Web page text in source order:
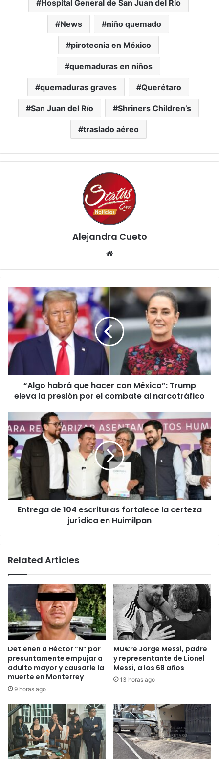
Hospital General de San Juan del Río
News niño quemado
pirotecnia en México
quemaduras en niños
quemaduras graves Querétaro
San Juan del Río Shriners Children’s
traslado aéreo
Alejandra Cueto
“Algo
habrá
que
hacer
con
México”:
Trump
eleva
la
presión
por
al
narcotráfico
“Algo habrá que hacer con México”: Trump
eleva la presión por el combate al narcotráfico
de
104
escrituras
fortalece
certeza
jurídica
en
Huimilpan
Entrega de 104 escrituras fortalece la certeza
jurídica en Huimilpan
Related Articles
Detienen a Héctor “N” por
presuntamente empujar a
adulto mayor y causarle la
muerte en Monterrey
9 horas ago
Mu€re Jorge Messi, padre
y representante de Lionel
Messi, a los 68 años
13 horas ago